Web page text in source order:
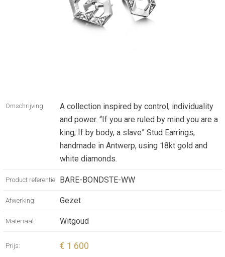
Omschrijving:
A collection inspired by control, individuality
and power. “If you are ruled by mind you are a
king; If by body, a slave” Stud Earrings,
handmade in Antwerp, using 18kt gold and
white diamonds.
Product referentie: BARE-BONDSTE-WW
Afwerking: Gezet
Materiaal: Witgoud
Prijs: € 1 600